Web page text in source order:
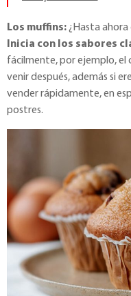
Los muffins:¿Hasta ahora
Inicia con los sabores
fácilmente, por ejemplo, el
venir después, además si
vender rápidamente, en
postres.